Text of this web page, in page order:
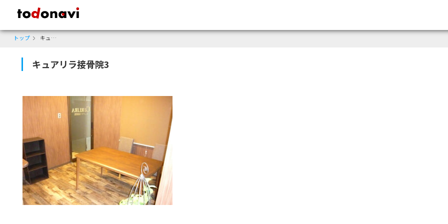
todonavi - 鹿児島のクーポンサイト、様々なジャンルのクーポンが見つかる
トップ キュアリラ接骨院3
キュアリラ接骨院3